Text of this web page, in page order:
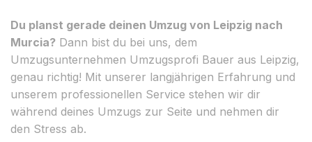
Du planst gerade deinen Umzug von Leipzig nach
Murcia? Dann bist du bei uns, dem
Umzugsunternehmen Umzugsprofi Bauer aus Leipzig,
genau richtig! Mit unserer langjährigen Erfahrung und
unserem professionellen Service stehen wir dir
während deines Umzugs zur Seite und nehmen dir
den Stress ab.